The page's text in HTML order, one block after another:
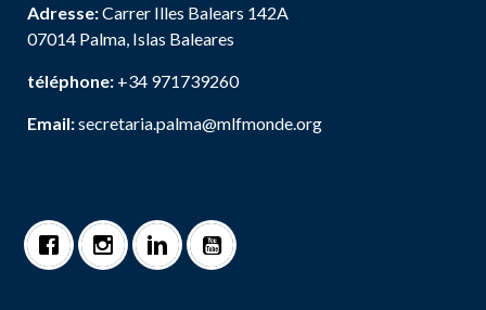
Adresse:Carrer Illes Balears 142A
07014 Palma, Islas Baleares
téléphone: +34 971739260
Email:secretaria.palma@mlfmonde.org